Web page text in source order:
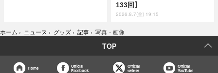
133回】
2026.8.7(金) 19:15
ホーム › ニュース › グッズ › 記事 › 写真・画像
TOP
Home
Official
Facebook
Official
twitter
Official
YouTube